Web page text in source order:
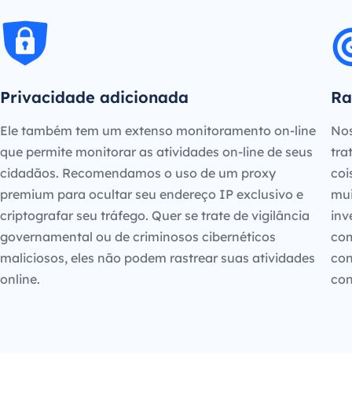
Privacidade adicionada
Ele também tem um extenso monitoramento on-line
que permite monitorar as atividades on-line de seus
cidadãos. Recomendamos o uso de um proxy
premium para ocultar seu endereço IP exclusivo e
criptografar seu tráfego. Quer se trate de vigilância
governamental ou de criminosos cibernéticos
maliciosos, eles não podem rastrear suas atividades
online.